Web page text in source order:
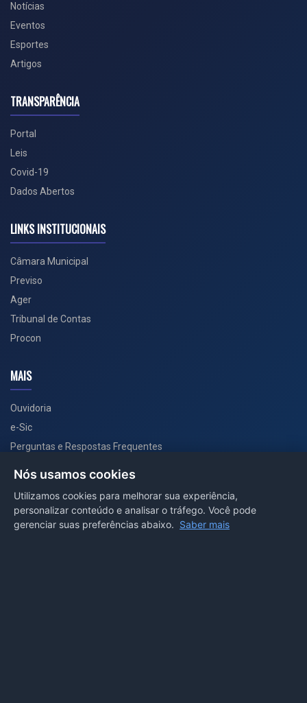
Notícias
Eventos
Esportes
Artigos
TRANSPARÊNCIA
Portal
Leis
Covid-19
Dados Abertos
LINKS INSTITUCIONAIS
Câmara Municipal
Previso
Ager
Tribunal de Contas
Procon
MAIS
Ouvidoria
e-Sic
Perguntas e Respostas Frequentes
PORTAL COVID-19
Nós usamos cookies
Utilizamos cookies para melhorar sua experiência,
personalizar conteúdo e analisar o tráfego. Você pode
gerenciar suas preferências abaixo. Saber mais